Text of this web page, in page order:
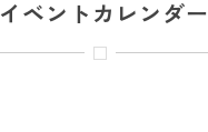
イベントカレンダー